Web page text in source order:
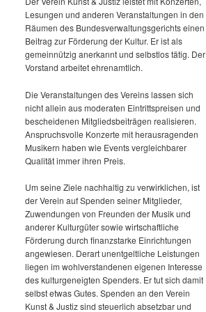
Lesungen und anderen Veranstaltungen in den
Räumen des Bundesverwaltungsgerichts einen
Beitrag zur Förderung der Kultur. Er ist als
gemeinnützig anerkannt und selbstlos tätig. Der
Vorstand arbeitet ehrenamtlich.
Die Veranstaltungen des Vereins lassen sich
nicht allein aus moderaten Eintrittspreisen und
bescheidenen Mitgliedsbeiträgen realisieren.
Anspruchsvolle Konzerte mit herausragenden
Musikern haben wie Events vergleichbarer
Qualität immer ihren Preis.
Um seine Ziele nachhaltig zu verwirklichen, ist
der Verein auf Spenden seiner Mitglieder,
Zuwendungen von Freunden der Musik und
anderer Kulturgüter sowie wirtschaftliche
Förderung durch finanzstarke Einrichtungen
angewiesen. Derart unentgeltliche Leistungen
liegen im wohlverstandenen eigenen Interesse
des kulturgeneigten Spenders. Er tut sich damit
selbst etwas Gutes. Spenden an den Verein
Kunst & Justiz sind steuerlich absetzbar und